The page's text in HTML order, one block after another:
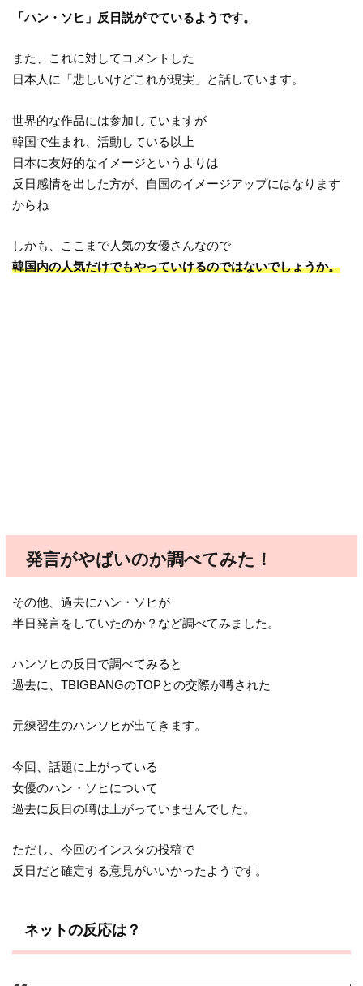
「ハン・ソヒ」反日説がでているようです。
また、これに対してコメントした
日本人に「悲しいけどこれが現実」と話しています。
世界的な作品には参加していますが
韓国で生まれ、活動している以上
日本に友好的なイメージというよりは
反日感情を出した方が、自国のイメージアップにはなります
からね
しかも、ここまで人気の女優さんなので
韓国内の人気だけでもやっていけるのではないでしょうか。
発言がやばいのか調べてみた！
その他、過去にハン・ソヒが
半日発言をしていたのか？など調べてみました。
ハンソヒの反日で調べてみると
過去に、TBIGBANGのTOPとの交際が噂された
元練習生のハンソヒが出てきます。
今回、話題に上がっている
女優のハン・ソヒについて
過去に反日の噂は上がっていませんでした。
ただし、今回のインスタの投稿で
反日だと確定する意見がいいかったようです。
ネットの反応は？